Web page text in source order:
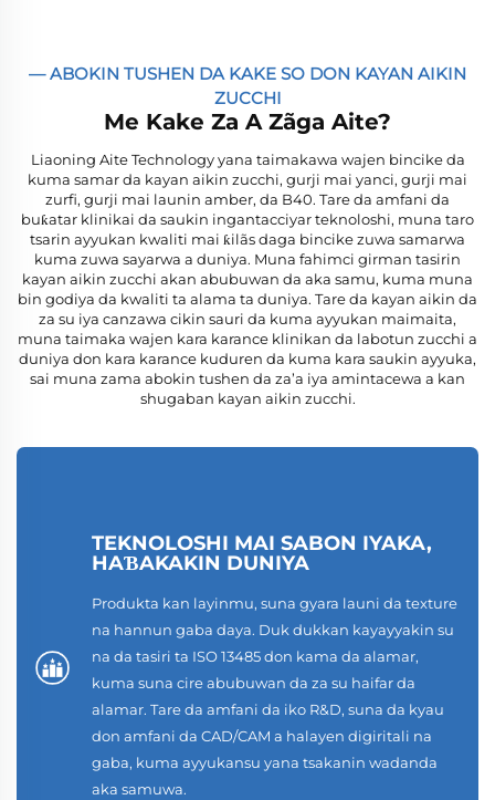
— ABOKIN TUSHEN DA KAKE SO DON KAYAN AIKIN
ZUCCHI
Me Kake Za A Zãga Aite?
Liaoning Aite Technology yana taimakawa wajen bincike da
kuma samar da kayan aikin zucchi, gurji mai yanci, gurji mai
zurfi, gurji mai launin amber, da B40. Tare da amfani da
buƙatar klinikai da saukin ingantacciyar teknoloshi, muna taro
tsarin ayyukan kwaliti mai ƙilãs daga bincike zuwa samarwa
kuma zuwa sayarwa a duniya. Muna fahimci girman tasirin
kayan aikin zucchi akan abubuwan da aka samu, kuma muna
bin godiya da kwaliti ta alama ta duniya. Tare da kayan aikin da
za su iya canzawa cikin sauri da kuma ayyukan maimaita,
muna taimaka wajen kara karance klinikan da labotun zucchi a
duniya don kara karance kuduren da kuma kara saukin ayyuka,
sai muna zama abokin tushen da za’a iya amintacewa a kan
shugaban kayan aikin zucchi.
TEKNOLOSHI MAI SABON IYAKA,
HAƁAKAKIN DUNIYA
Produkta kan layinmu, suna gyara launi da texture
na hannun gaba daya. Duk dukkan kayayyakin su
na da tasiri ta ISO 13485 don kama da alamar,
kuma suna cire abubuwan da za su haifar da
alamar. Tare da amfani da iko R&D, suna da kyau
don amfani da CAD/CAM a halayen digiritali na
gaba, kuma ayyukansu yana tsakanin wadanda
aka samuwa.